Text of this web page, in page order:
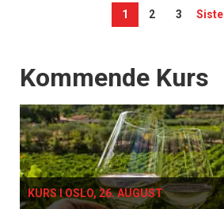
1 2 3 Siste
Events
Kommende Kurs
KURS I OSLO, 26. AUGUST